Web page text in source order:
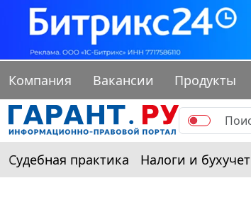
Компания Вакансии Продукты
Судебная практика Налоги и бухучет